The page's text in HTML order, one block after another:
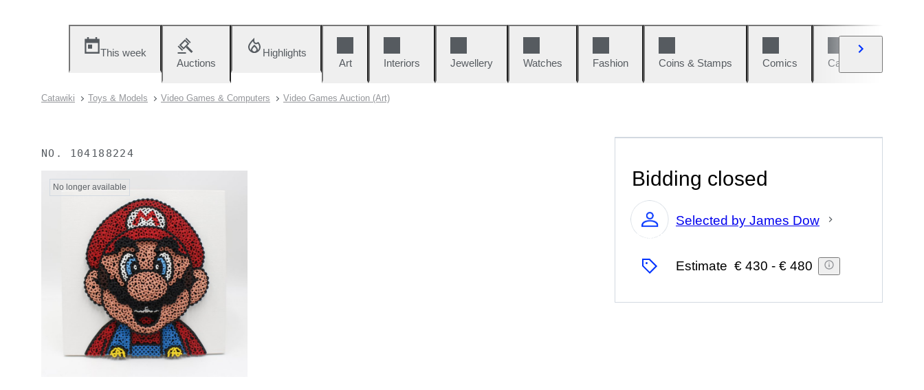
This week
Auctions
Highlights
Art
Interiors Jewellery Watches Fashion Coins & Stamps Comics Cars & Bikes
Catawiki Toys & Models Video Games & Computers Video Games Auction (Art)
NO. 104188224
No longer available Bidding closed
Expert
Selected by James Dow
Estimate € 430 - € 480